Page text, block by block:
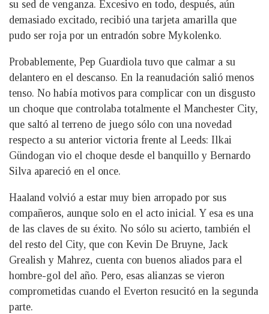
su sed de venganza. Excesivo en todo, después, aún
demasiado excitado, recibió una tarjeta amarilla que
pudo ser roja por un entradón sobre Mykolenko.
Probablemente, Pep Guardiola tuvo que calmar a su
delantero en el descanso. En la reanudación salió menos
tenso. No había motivos para complicar con un disgusto
un choque que controlaba totalmente el Manchester City,
que saltó al terreno de juego sólo con una novedad
respecto a su anterior victoria frente al Leeds: Ilkai
Gündogan vio el choque desde el banquillo y Bernardo
Silva apareció en el once.
Haaland volvió a estar muy bien arropado por sus
compañeros, aunque solo en el acto inicial. Y esa es una
de las claves de su éxito. No sólo su acierto, también el
del resto del City, que con Kevin De Bruyne, Jack
Grealish y Mahrez, cuenta con buenos aliados para el
hombre-gol del año. Pero, esas alianzas se vieron
comprometidas cuando el Everton resucitó en la segunda
parte.